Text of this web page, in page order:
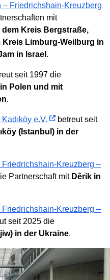
– Friedrichshain-Kreuzberg
mit
Kreis Bergstraße,
Kreis Limburg-Weilburg in
in Israel .
seit 1997 die
Polen und mit
.
e.V.
betreut seit
(Istanbul) in der
Kreuzberg –
Partnerschaft mit Dêrik in
Kreuzberg –
seit 2025 die
in der Ukraine.